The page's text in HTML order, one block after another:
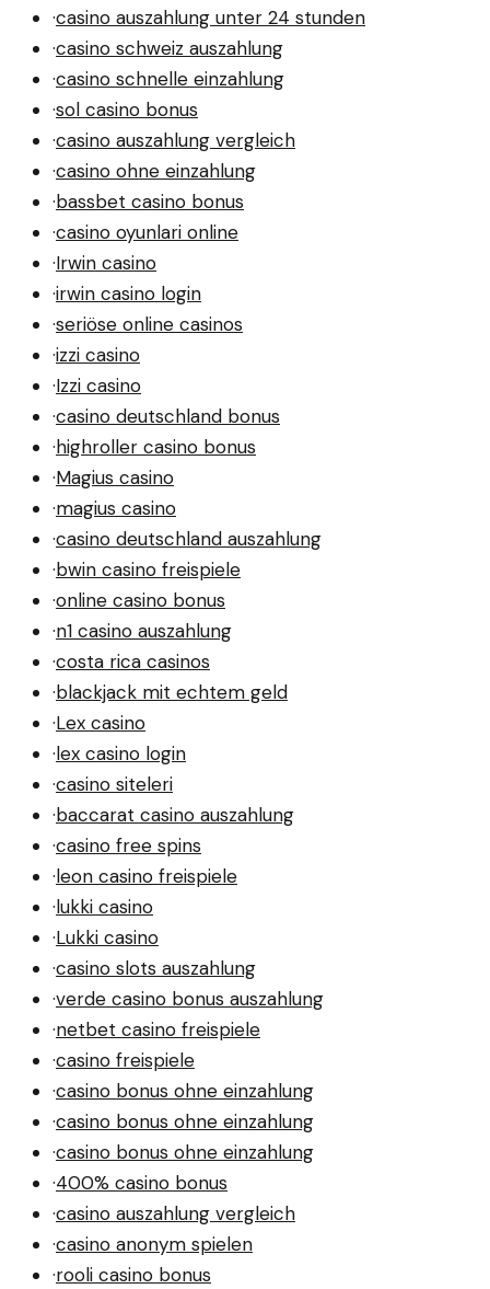
·casino auszahlung unter 24 stunden
·casino schweiz auszahlung
·casino schnelle einzahlung
·sol casino bonus
·casino auszahlung vergleich
·casino ohne einzahlung
·bassbet casino bonus
·casino oyunlari online
·Irwin casino
·irwin casino login
·seriöse online casinos
·izzi casino
·Izzi casino
·casino deutschland bonus
·highroller casino bonus
·Magius casino
·magius casino
·casino deutschland auszahlung
·bwin casino freispiele
·online casino bonus
·n1 casino auszahlung
·costa rica casinos
·blackjack mit echtem geld
·Lex casino
·lex casino login
·casino siteleri
·baccarat casino auszahlung
·casino free spins
·leon casino freispiele
·lukki casino
·Lukki casino
·casino slots auszahlung
·verde casino bonus auszahlung
·netbet casino freispiele
·casino freispiele
·casino bonus ohne einzahlung
·casino bonus ohne einzahlung
·casino bonus ohne einzahlung
·400% casino bonus
·casino auszahlung vergleich
·casino anonym spielen
·rooli casino bonus